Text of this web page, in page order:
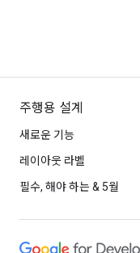
주행용 설계
새로운 기능
레이아웃 라벨
필수, 해야 하는 & 5월